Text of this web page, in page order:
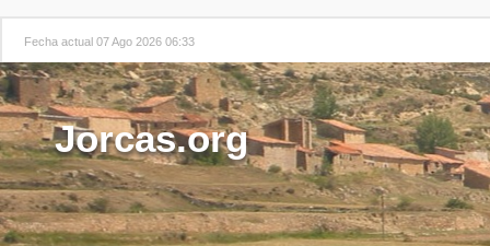
Fecha actual 07 Ago 2026 06:33
Jorcas.org